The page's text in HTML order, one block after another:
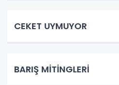
CEKET UYMUYOR
BARIŞ MİTİNGLERİ